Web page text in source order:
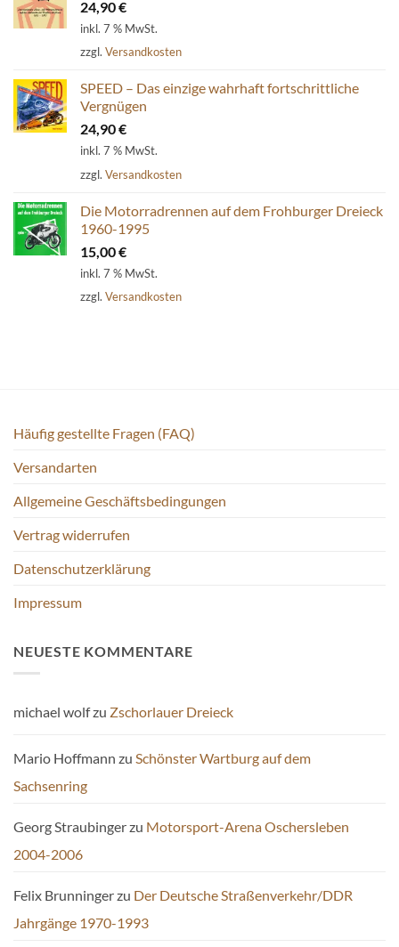
24,90€
inkl. 7 % MwSt.
zzgl. Versandkosten
SPEED – Das einzige wahrhaft fortschrittliche
Vergnügen
24,90€
inkl. 7 % MwSt.
zzgl. Versandkosten
Die Motorradrennen auf dem Frohburger Dreieck
1960-1995
15,00€
inkl. 7 % MwSt.
zzgl. Versandkosten
Häufig gestellte Fragen (FAQ)
Versandarten
Allgemeine Geschäftsbedingungen
Vertrag widerrufen
Datenschutzerklärung
Impressum
NEUESTE KOMMENTARE
michael wolfzu Zschorlauer Dreieck
Mario Hoffmann zu Schönster Wartburg auf dem
Sachsenring
Georg Straubingerzu Motorsport-Arena Oschersleben
2004-2006
Felix Brunningerzu Der Deutsche Straßenverkehr/DDR
Jahrgänge 1970-1993